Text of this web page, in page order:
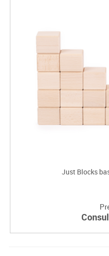
Just Blocks